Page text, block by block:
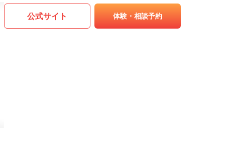
公式サイト 体験・相談予約